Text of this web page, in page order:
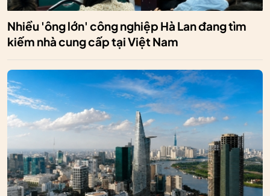
Nhiều 'ông lớn' công nghiệp Hà Lan đang tìm
kiếm nhà cung cấp tại Việt Nam